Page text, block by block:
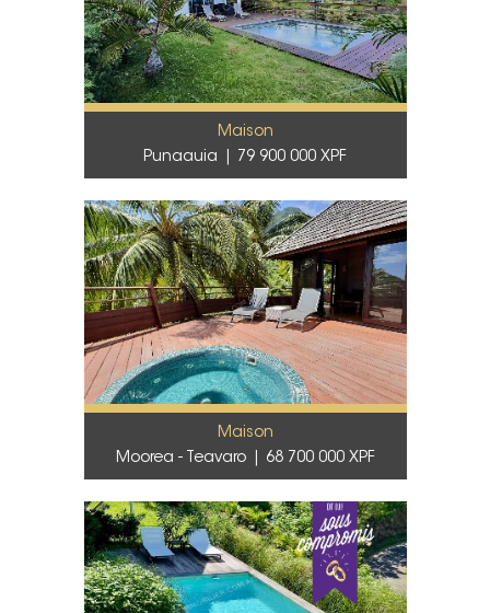
Maison
Punaauia
79 900 000 XPF
Maison
Moorea - Teavaro
68 700 000 XPF